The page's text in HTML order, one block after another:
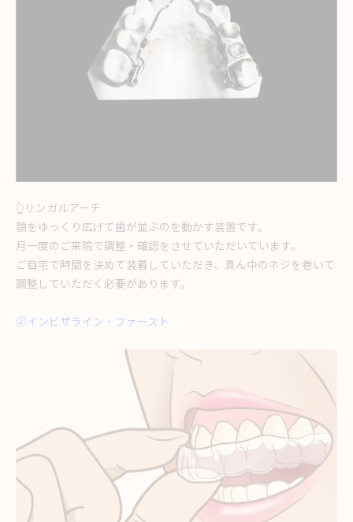
👆リンガルアーチ
顎をゆっくり広げて歯が並ぶのを動かす装置です。
月一度のご来院で調整・確認をさせていただいています。
ご自宅で時間を決めて装着していただき、真ん中のネジを巻いて
調整していただく必要があります。
②インビザライン・ファースト